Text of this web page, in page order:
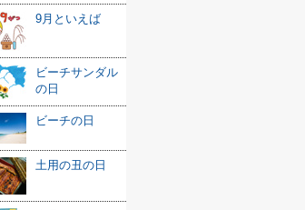
9月といえば
ビーチサンダル
の日
ビーチの日
土用の丑の日